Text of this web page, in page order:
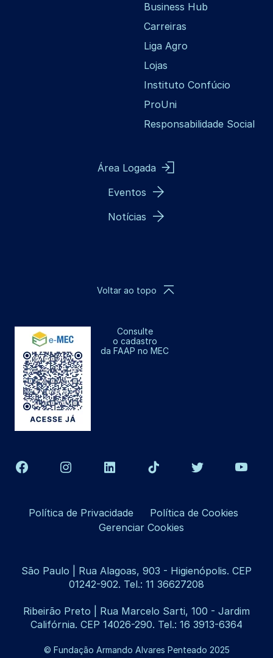
Business Hub
Carreiras
Liga Agro
Lojas
Instituto Confúcio
ProUni
Responsabilidade Social
Área Logada
Eventos
Notícias
Consulte
o cadastro
da FAAP no MEC
Voltar ao topo
Política de Privacidade
Política de Cookies
Gerenciar Cookies
São Paulo | Rua Alagoas, 903 - Higienópolis. CEP
01242-902. Tel.: 11 36627208
Ribeirão Preto | Rua Marcelo Sarti, 100 - Jardim
Califórnia. CEP 14026-290. Tel.: 16 3913-6364
© Fundação Armando Alvares Penteado 2025